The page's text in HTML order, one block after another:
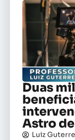
Duas
Astro
Luiz